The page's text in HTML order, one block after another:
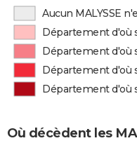
Aucun MALYSSE
Département d'où
Département d'où
Département d'où
Département d'où
Où décèdent les